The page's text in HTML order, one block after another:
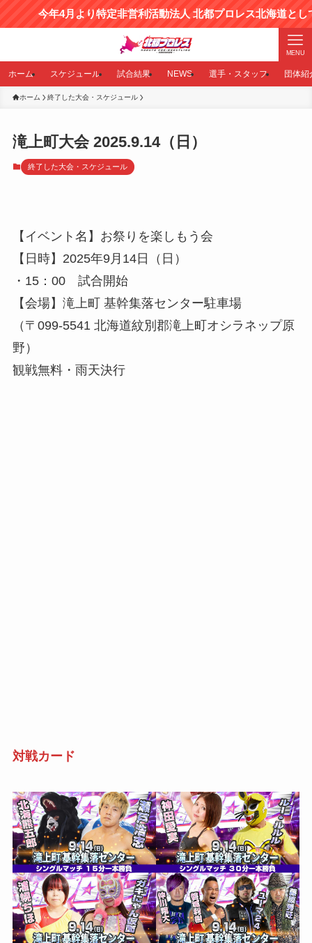
今年4月より特定非営利活動法人 北都プロレス北海道として
MENU
ホーム スケジュール 試合結果 NEWS 選手・スタッフ 団体紹
ホーム 終了した大会・スケジュール
滝上町大会 2025.9.14（日）
終了した大会・スケジュール
【イベント名】お祭りを楽しもう会
【日時】2025年9月14日（日）
・15：00 試合開始
【会場】滝上町 基幹集落センター駐車場
（〒099-5541 北海道紋別郡滝上町オシラネップ原
野）
観戦無料・雨天決行
対戦カード